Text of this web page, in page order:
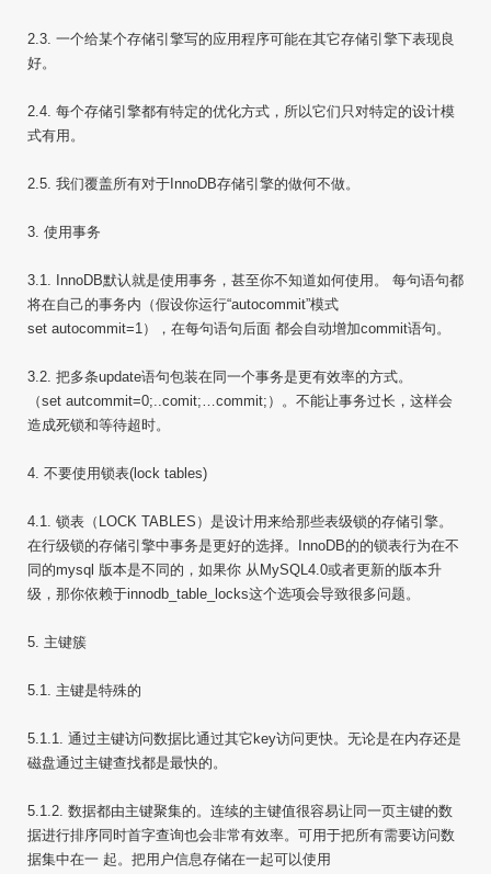
2.3. 一个给某个存储引擎写的应用程序可能在其它存储引擎下表现良
好。
2.4. 每个存储引擎都有特定的优化方式，所以它们只对特定的设计模
式有用。
2.5. 我们覆盖所有对于InnoDB存储引擎的做何不做。
3. 使用事务
3.1. InnoDB默认就是使用事务，甚至你不知道如何使用。 每句语句都
将在自己的事务内（假设你运行“autocommit”模式
set autocommit=1），在每句语句后面 都会自动增加commit语句。
3.2. 把多条update语句包装在同一个事务是更有效率的方式。
（set autcommit=0;..comit;…commit;）。不能让事务过长，这样会
造成死锁和等待超时。
4. 不要使用锁表(lock tables)
4.1. 锁表（LOCK TABLES）是设计用来给那些表级锁的存储引擎。
在行级锁的存储引擎中事务是更好的选择。InnoDB的的锁表行为在不
同的mysql 版本是不同的，如果你 从MySQL4.0或者更新的版本升
级，那你依赖于innodb_table_locks这个选项会导致很多问题。
5. 主键簇
5.1. 主键是特殊的
5.1.1. 通过主键访问数据比通过其它key访问更快。无论是在内存还是
磁盘通过主键查找都是最快的。
5.1.2. 数据都由主键聚集的。连续的主键值很容易让同一页主键的数
据进行排序同时首字查询也会非常有效率。可用于把所有需要访问数
据集中在一 起。把用户信息存储在一起可以使用